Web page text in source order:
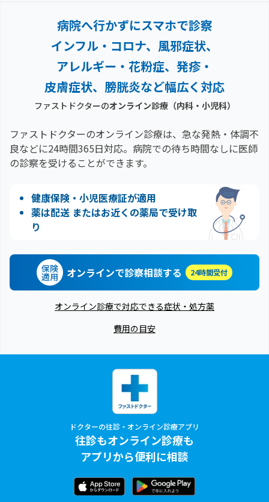
病院へ行かずにスマホで診察
インフル・コロナ、風邪症状、
アレルギー・花粉症、 発疹・
皮膚症状、膀胱炎など幅広く対応
ファストドクターのオンライン診療（内科・小児科）
ファストドクターのオンライン診療は、急な発熱・体調不
良などに24時間365日対応。 病院での待ち時間なしに医師
の診察を受けることができます。
健康保険・小児医療証が適用
薬は配送 またはお近くの薬局で受け取
り
保険
適用 オンラインで診察相談する 24時間受付
オンライン診療で対応できる症状・処方薬
費用の目安
ドクターの往診・オンライン診療アプリ
往診もオンライン診療も
アプリから便利に相談